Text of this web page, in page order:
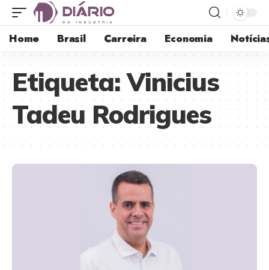
Home Brasil Carreira Economia
Etiqueta:Vinicius
Tadeu Rodrigues